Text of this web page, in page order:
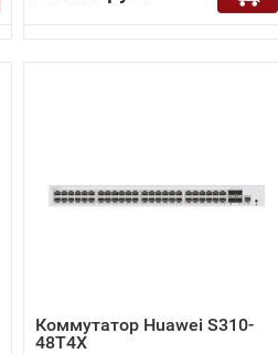
Коммутатор Huawei S310-
48T4X